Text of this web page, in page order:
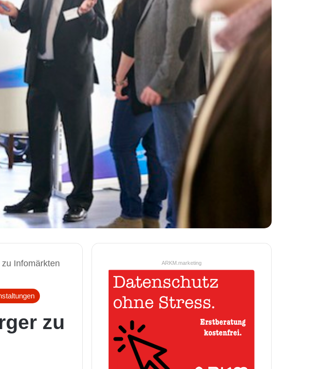
Infomärkten
zu
ARKM.marketing